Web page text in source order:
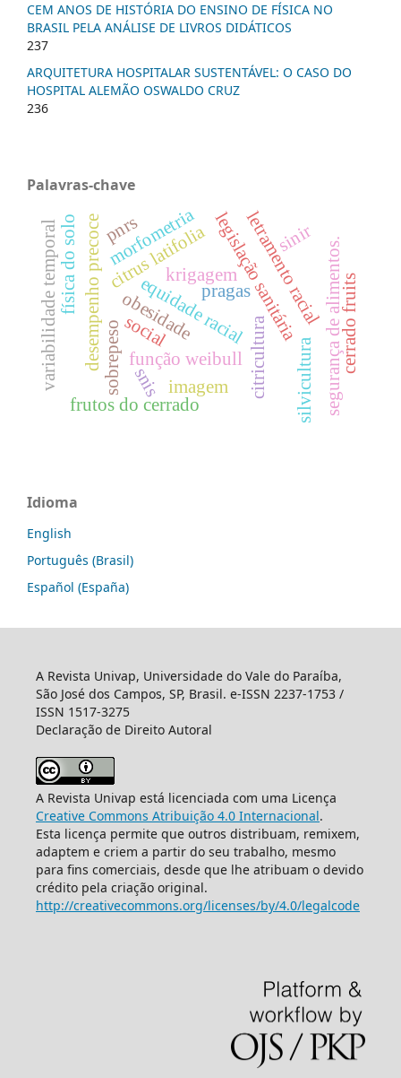
CEM ANOS DE HISTÓRIA DO ENSINO DE FÍSICA NO
BRASIL PELA ANÁLISE DE LIVROS DIDÁTICOS
237
ARQUITETURA HOSPITALAR SUSTENTÁVEL: O CASO DO
HOSPITAL ALEMÃO OSWALDO CRUZ
236
Palavras-chave
equidade racialletramento racialsegurança de alimentos.
legislação sanitária
citrus latifolia
citricultura
desempenho precoce pragas
morfometria
função weibull silvicultura
sobrepeso
obesidade
física do solo krigagem
variabilidade temporal cerrado fruits
frutos do cerrado
pnrs
snis
sinir
imagem
social
Idioma
English
Português (Brasil)
Español (España)
A Revista Univap, Universidade do Vale do Paraíba,
São José dos Campos, SP, Brasil. e-ISSN 2237-1753 /
ISSN 1517-3275
Declaração de Direito Autoral
A Revista Univap está licenciada com uma Licença
Creative Commons Atribuição 4.0 Internacional.
Esta licença permite que outros distribuam, remixem,
adaptem e criem a partir do seu trabalho, mesmo
para fins comerciais, desde que lhe atribuam o devido
crédito pela criação original.
http://creativecommons.org/licenses/by/4.0/legalcode